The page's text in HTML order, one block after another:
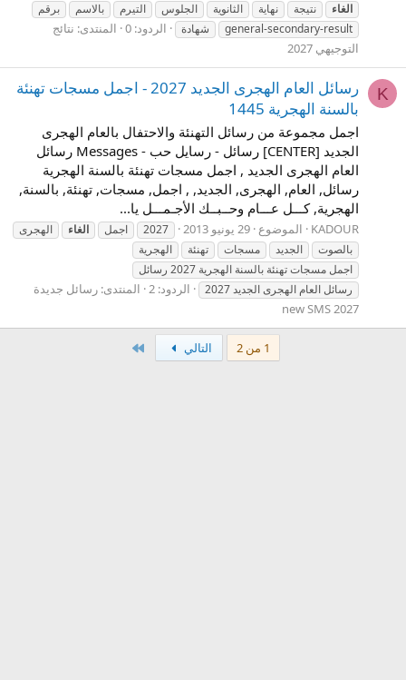
الغاء
نتيجة نهاية الثانوية الجلوس التيرم بالاسم
برقم
general-secondary-result
شهادة الردود: 0 المنتدى: نتائج
التوجيهي 2027
K
رسائل العام الهجرى الجديد 2027 - اجمل مسجات تهنئة
بالسنة الهجرية 1445
اجمل مجموعة من رسائل التهنئة والاحتفال بالعام الهجرى
الجديد [CENTER] رسائل - رسايل حب - Messages رسائل
العام الهجرى الجديد , اجمل مسجات تهنئة بالسنة الهجرية
رسائل, العام, الهجرى, الجديد, , اجمل, مسجات, تهنئة, بالسنة,
الهجرية, كـــل عـــام وحــبــك الأجـمـــل يا...
KADOUR الموضوع 29 يونيو 2013 2027 اجمل الغاء
الهجرى
بالصوت
الجديد مسجات تهنئة
الهجرية
اجمل مسجات تهنئة بالسنة الهجرية 2027 رسائل
رسائل العام الهجرى الجديد 2027
الردود: 2 المنتدى: رسائل جديدة
new SMS 2027
1 من 2 التالي